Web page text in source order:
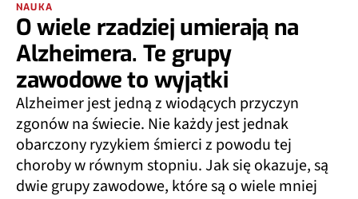
NAUKA
O wiele rzadziej umierają na
Alzheimera. Te grupy
zawodowe to wyjątki
Alzheimer jest jedną z wiodących przyczyn
zgonów na świecie. Nie każdy jest jednak
obarczony ryzykiem śmierci z powodu tej
choroby w równym stopniu. Jak się okazuje, są
dwie grupy zawodowe, które są o wiele mniej